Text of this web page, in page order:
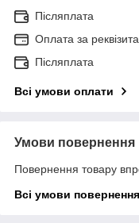
Післяплата
Оплата за
Післяплата
Всі умови оплати
Умови повернення
Повернення товару
Всі умови повернення